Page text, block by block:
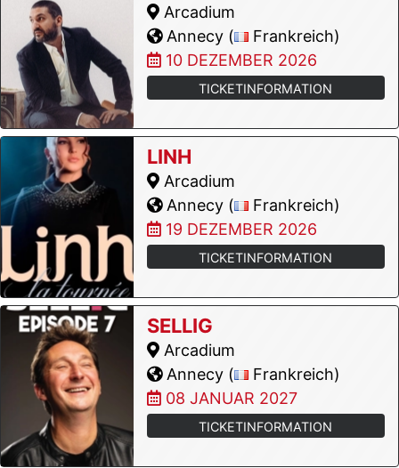
Arcadium
Annecy (
Frankreich)
10 DEZEMBER 2026
TICKETINFORMATION
LINH
Arcadium
Annecy (
Frankreich)
19 DEZEMBER 2026
TICKETINFORMATION
SELLIG
Arcadium
Annecy (
Frankreich)
08 JANUAR 2027
TICKETINFORMATION